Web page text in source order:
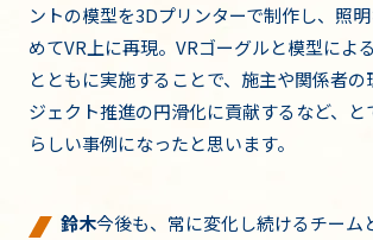
ントの模型を3Dプリンターで制作し、照
めてVR上に再現。VRゴーグルと模型によ
とともに実施することで、施主や関係者
ジェクト推進の円滑化に貢献するなど、と
らしい事例になったと思います。
鈴木今後も、常に変化し続けるチーム